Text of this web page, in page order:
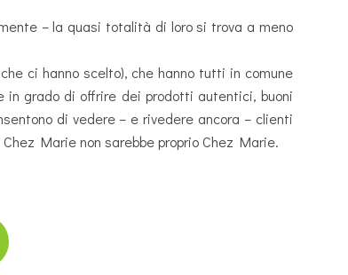
– la quasi totalità di loro si trova a meno
ci hanno scelto), che hanno tutti in comune
in grado di offrire dei prodotti autentici, buoni
di vedere – e rivedere ancora – clienti
Marie non sarebbe proprio Chez Marie.
& SAPORI »